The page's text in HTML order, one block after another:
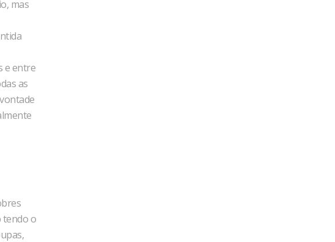
mas
e entre
as
tendo o